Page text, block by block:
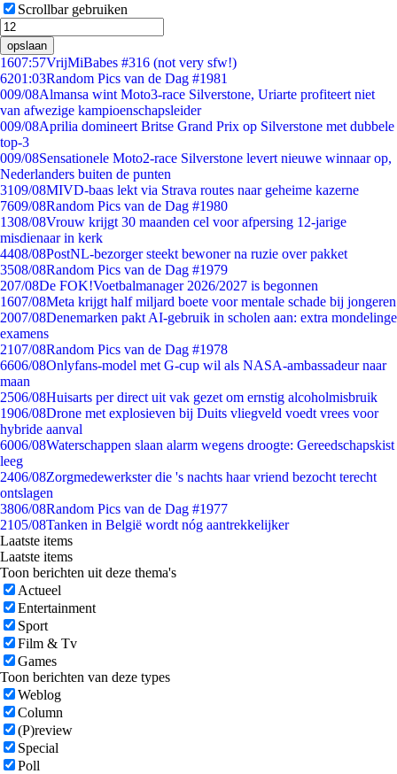
Scrollbar gebruiken
opslaan
1607:57VrijMiBabes #316 (not very sfw!)
6201:03Random Pics van de Dag #1981
009/08Almansa wint Moto3-race Silverstone, Uriarte profiteert niet
van afwezige kampioenschapsleider
009/08Aprilia domineert Britse Grand Prix op Silverstone met dubbele
top-3
009/08Sensationele Moto2-race Silverstone levert nieuwe winnaar op,
Nederlanders buiten de punten
3109/08MIVD-baas lekt via Strava routes naar geheime kazerne
7609/08Random Pics van de Dag #1980
1308/08Vrouw krijgt 30 maanden cel voor afpersing 12-jarige
misdienaar in kerk
4408/08PostNL-bezorger steekt bewoner na ruzie over pakket
3508/08Random Pics van de Dag #1979
207/08De FOK!Voetbalmanager 2026/2027 is begonnen
1607/08Meta krijgt half miljard boete voor mentale schade bij jongeren
2007/08Denemarken pakt AI-gebruik in scholen aan: extra mondelinge
examens
2107/08Random Pics van de Dag #1978
6606/08Onlyfans-model met G-cup wil als NASA-ambassadeur naar
maan
2506/08Huisarts per direct uit vak gezet om ernstig alcoholmisbruik
1906/08Drone met explosieven bij Duits vliegveld voedt vrees voor
hybride aanval
6006/08Waterschappen slaan alarm wegens droogte: Gereedschapskist
leeg
2406/08Zorgmedewerkster die 's nachts haar vriend bezocht terecht
ontslagen
3806/08Random Pics van de Dag #1977
2105/08Tanken in België wordt nóg aantrekkelijker
Laatste items
Laatste items
Toon berichten uit deze thema's
Actueel
Entertainment
Sport
Film & Tv
Games
Toon berichten van deze types
Weblog
Column
(P)review
Special
Poll